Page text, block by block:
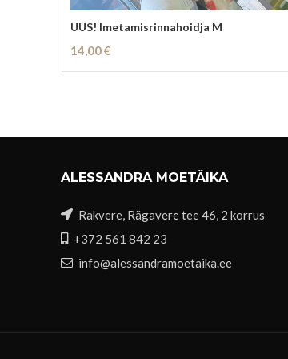
UUS! Imetamisrinnahoidja M
14,00€
Lisa Korvi
ALESSANDRA MOETÄIKA
Rakvere, Rägavere tee 46, 2 korrus
+372 561 842 23
info@alessandramoetaika.ee